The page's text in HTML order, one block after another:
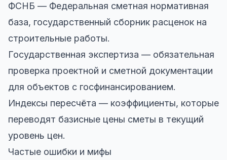
ФСНБ — Федеральная сметная нормативная
база, государственный сборник расценок на
строительные работы.
Государственная экспертиза — обязательная
проверка проектной и сметной документации
для объектов с госфинансированием.
Индексы пересчёта — коэффициенты, которые
переводят базисные цены сметы в текущий
уровень цен.
Частые ошибки и мифы